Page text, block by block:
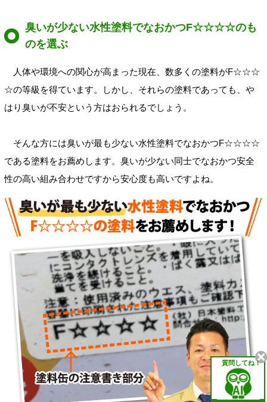
臭いが少ない水性塗料でなおかつF☆☆☆☆のも
のを選ぶ
人体や環境への関心が高まった現在、数多くの塗料がF☆☆☆
☆の等級を得ています。しかし、それらの塗料であっても、や
はり臭いが不安という方はおられるでしょう。
そんな方には臭いが最も少ない水性塗料でなおかつF☆☆☆☆
である塗料をお薦めします。臭いが少ない同士でなおかつ安全
性の高い組み合わせですから安心度も高いですよね。
質問してね！